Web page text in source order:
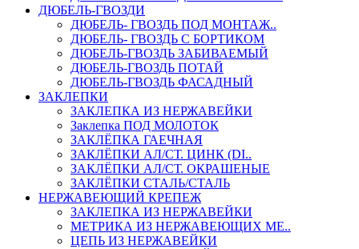
ДЮБЕЛЬ-ГВОЗДИ
ДЮБЕЛЬ- ГВОЗДЬ ПОД МОНТАЖ..
ДЮБЕЛЬ- ГВОЗДЬ С БОРТИКОМ
ДЮБЕЛЬ-ГВОЗДЬ ЗАБИВАЕМЫЙ
ДЮБЕЛЬ-ГВОЗДЬ ПОТАЙ
ДЮБЕЛЬ-ГВОЗДЬ ФАСАДНЫЙ
ЗАКЛЕПКИ
ЗАКЛЕПКА ИЗ НЕРЖАВЕЙКИ
Заклепка ПОД МОЛОТОК
ЗАКЛЁПКА ГАЕЧНАЯ
ЗАКЛЁПКИ АЛ/СТ. ЦИНК (DI..
ЗАКЛЁПКИ АЛ/СТ. ОКРАШЕНЫЕ
ЗАКЛЁПКИ СТАЛЬ/СТАЛЬ
НЕРЖАВЕЮЩИЙ КРЕПЕЖ
ЗАКЛЕПКА ИЗ НЕРЖАВЕЙКИ
МЕТРИКА ИЗ НЕРЖАВЕЮЩИХ МЕ..
ЦЕПЬ ИЗ НЕРЖАВЕЙКИ